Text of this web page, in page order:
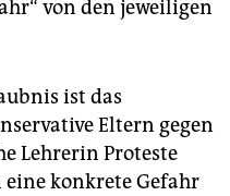
von den jeweiligen
ist das
Eltern gegen
Lehrerin Proteste
konkrete Gefahr